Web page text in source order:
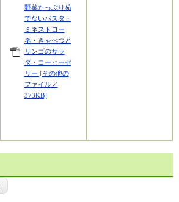
野菜たっぷり茹
でないパスタ・
ミネストロー
ネ・きゃべつと
リンゴのサラ
ダ・コーヒーゼ
リー [その他の
ファイル／
373KB]